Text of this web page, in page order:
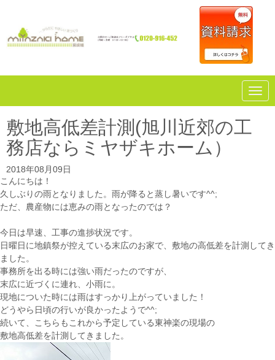
N
a
敷地高低差計測(旭川近郊の工
務店ならミヤザキホーム）
2018年08月09日
こんにちは！
久しぶりの雨となりました。雨が降ると蒸し暑いです^^;
ただ、農産物には恵みの雨となったのでは？
今日は早速、工事の進捗状況です。
日曜日に地鎮祭が控えている末広のお家で、敷地の高低差を計測してき
ました。
事務所を出る時には強い雨だったのですが、
末広に近づくに連れ、小雨に。
現地についた時には雨はすっかり上がっていました！
どうやら日頃の行いが良かったようで^^;
続いて、こちらもこれから予定している東神楽の現場の
敷地高低差を計測してきました。